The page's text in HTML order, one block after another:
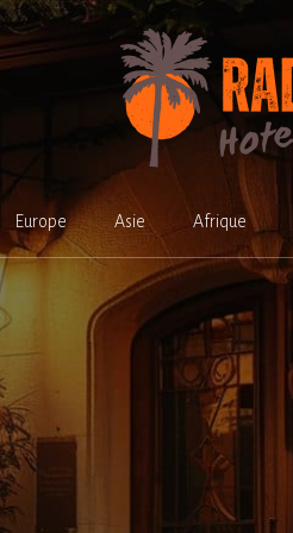
Europe Asie Afrique